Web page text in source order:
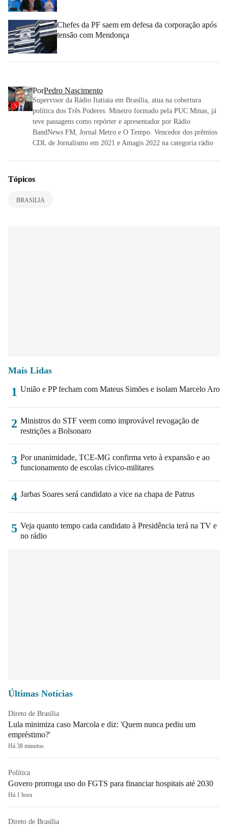
Chefes da PF saem em defesa da corporação após
tensão com Mendonça
PorPedro Nascimento
Supervisor da Rádio Itatiaia em Brasília, atua na cobertura
política dos Três Poderes. Mineiro formado pela PUC Minas, já
teve passagens como repórter e apresentador por Rádio
BandNews FM, Jornal Metro e O Tempo. Vencedor dos prêmios
CDL de Jornalismo em 2021 e Amagis 2022 na categoria rádio
Tópicos
BRASILIA
Mais Lidas
1 União e PP fecham com Mateus Simões e isolam Marcelo Aro
2 Ministros do STF veem como improvável revogação de
restrições a Bolsonaro
3 Por unanimidade, TCE-MG confirma veto à expansão e ao
funcionamento de escolas cívico-militares
4 Jarbas Soares será candidato a vice na chapa de Patrus
5 Veja quanto tempo cada candidato à Presidência terá na TV e
no rádio
Últimas Notícias
Direto de Brasília
Lula minimiza caso Marcola e diz: 'Quem nunca pediu um
empréstimo?'
Há 38 minutos
Política
Govero prorroga uso do FGTS para financiar hospitais até 2030
Há 1 hora
Direto de Brasília